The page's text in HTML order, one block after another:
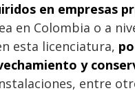
en empresas
en Colombia o a
esta licenciatura,
y
entre